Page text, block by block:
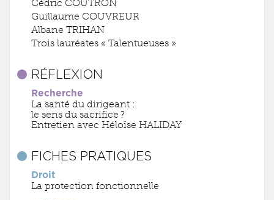
Cédric COUTRON
Guillaume COUVREUR
Albane TRIHAN
Trois lauréates « Talentueuses »
RÉFLEXION
Recherche
La santé du dirigeant :
le sens du sacrifice ?
Entretien avec Héloïse HALIDAY
FICHES PRATIQUES
Droit
La protection fonctionnelle